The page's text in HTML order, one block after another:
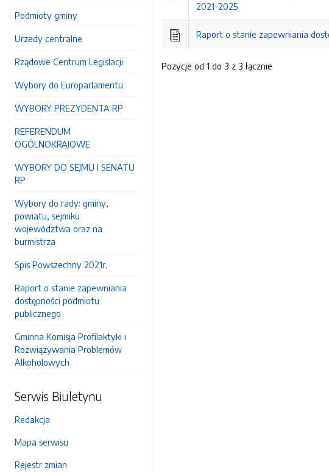
Podmioty gminy
Urzedy centralne
Rządowe Centrum Legislacji
Wybory do Europarlamentu
WYBORY PREZYDENTA RP
REFERENDUM
OGÓLNOKRAJOWE
WYBORY DO SEJMU I SENATU
RP
Wybory do rady: gminy,
powiatu, sejmiku
województwa oraz na
burmistrza
Spis Powszechny 2021r.
Raport o stanie zapewniania
dostępności podmiotu
publicznego
Gminna Komisja Profilaktyki i
Rozwiązywania Problemów
Alkoholowych
Serwis Biuletynu
Redakcja
Mapa serwisu
Rejestr zmian
2021-2025
Raport o stanie zapewniania
Pozycje od 1 do 3 z 3 łącznie